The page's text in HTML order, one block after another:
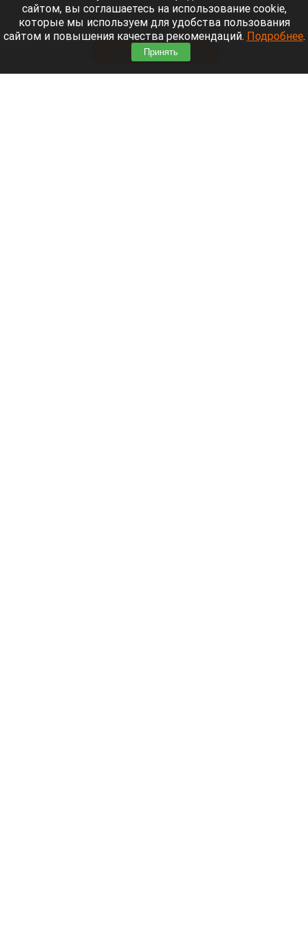
С 3 по 31 августа на площади Сахарова в
Барнауле будет работать ярмарка меда.
Читать полностью
сайтом, вы соглашаетесь на использование cookie,
которые мы используем для удобства пользования
сайтом и повышения качества рекомендаций. Подробнее.
Принять